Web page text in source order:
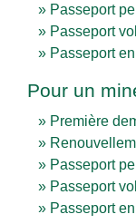
Passeport
Passeport
Passeport
Pour un
Première
Passeport
Passeport
Passeport